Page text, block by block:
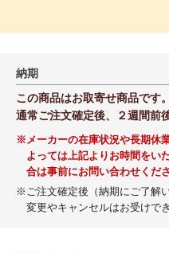
納期
この商品はお取寄せ商品です。
通常ご注文確定後、２週間前
※メーカーの在庫状況や長期休
よっては上記よりお時間をい
合は事前にお問い合わせくださ
※ご注文確定後（納期にご了解
変更やキャンセルはお受けで